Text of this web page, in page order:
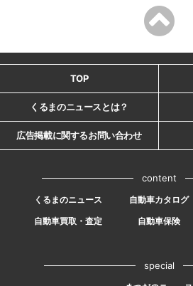
TOP
くるまのニュースとは？
広告掲載に関するお問い合わせ
content
くるまのニュース 自動車カタログ
自動車買取・査定
自動車保険
special